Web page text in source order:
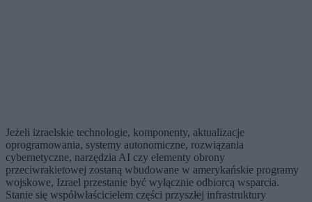
Jeżeli izraelskie technologie, komponenty, aktualizacje
oprogramowania, systemy autonomiczne, rozwiązania
cybernetyczne, narzędzia AI czy elementy obrony
przeciwrakietowej zostaną wbudowane w amerykańskie programy
wojskowe, Izrael przestanie być wyłącznie odbiorcą wsparcia.
Stanie się współwłaścicielem części przyszłej infrastruktury